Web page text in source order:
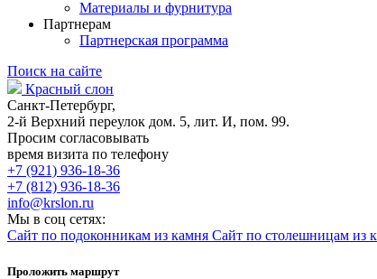
Материалы и фурнитура
Партнерам
Партнерская программа
Поиск на сайте
Красный слон
Санкт-Петербург,
2-й Верхний переулок дом. 5, лит. И, пом. 99.
Просим согласовывать
время визита по телефону
+7 (921) 936-18-36
+7 (812) 936-18-36
info@krslon.ru
Мы в соц сетях:
Сайт по подоконникам из камня Сайт по столешницам из
Проложить маршрут